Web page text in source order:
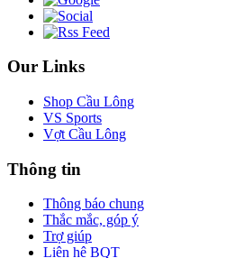
Our Links
Shop Cầu Lông
VS Sports
Vợt Cầu Lông
Thông tin
Thông báo chung
Thắc mắc, góp ý
Trợ giúp
Liên hệ BQT